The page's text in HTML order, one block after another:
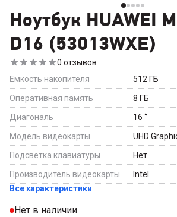
Ноутбук HUAWEI
D16 (53013WXE)
0 отзывов
Емкость накопителя 512 ГБ
Оперативная память
8 ГБ
Диагональ
16 ‘’
Модель видеокарты
UHD
Подсветка клавиатуры
Нет
Производитель видеокарты
Intel
Все характеристики
Нет в наличии